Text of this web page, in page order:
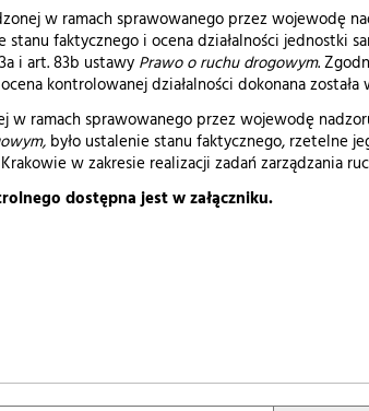
w ramach sprawowanego przez wojewodę
stanu faktycznego i ocena działalności jednostki
i art. 83b ustawy Prawo o ruchu drogowym.
kontrolowanej działalności dokonana
ramach sprawowanego przez wojewodę
było ustalenie stanu faktycznego, rzetelne
w zakresie realizacji zadań zarządzania
dostępna jest w załączniku.